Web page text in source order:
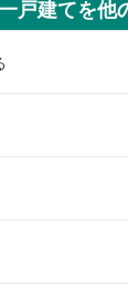
戸建てを他